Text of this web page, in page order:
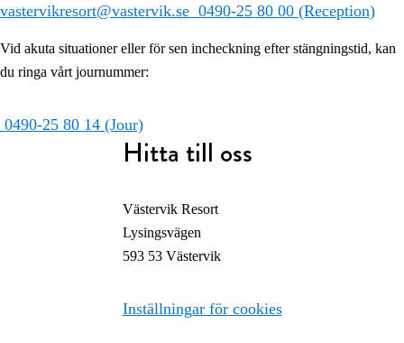
vastervikresort@vastervik.se 0490-25 80 00 (Reception)
Vid akuta situationer eller för sen incheckning efter stängningstid, kan
du ringa vårt journummer:
0490-25 80 14 (Jour)
Hitta till oss
Västervik Resort
Lysingsvägen
593 53 Västervik
Inställningar för cookies